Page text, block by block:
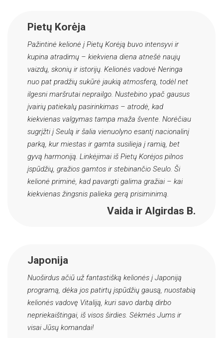
Pietų Korėja
Pažintinė kelionė į Pietų Korėją buvo intensyvi ir
kupina atradimų – kiekviena diena atnešė naujų
vaizdų, skonių ir istorijų. Kelionės vadovė Neringa
nuo pat pradžių sukūrė jaukią atmosferą, todėl net
ilgesni maršrutai neprailgo. Nustebino ypač gausus
įvairių patiekalų pasirinkimas – atrodė, kad
kiekvienas valgymas tampa maža švente. Norėčiau
sugrįžti į Seulą ir šalia vienuolyno esantį nacionalinį
parką, kur miestas ir gamta susilieja į ramią, bet
gyvą harmoniją. Linkėjimai iš Pietų Korėjos pilnos
įspūdžių, gražios gamtos ir stebinančio Seulo. Ši
kelionė priminė, kad pavargti galima gražiai – kai
kiekvienas žingsnis palieka gerą prisiminimą.
Vaida ir Algirdas B.
Japonija
Nuoširdus ačiū už fantastišką kelionės į Japoniją
programą, dėka jos patirtų įspūdžių gausą, nuostabią
kelionės vadovę Vitaliją, kuri savo darbą dirbo
nepriekaištingai, iš visos širdies. Sėkmės Jums ir
visai Jūsų komandai!